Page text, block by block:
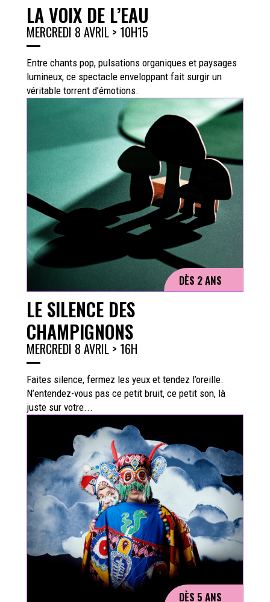
LA VOIX DE L’EAU
MERCREDI 8 AVRIL > 10H15
Entre chants pop, pulsations organiques et paysages
lumineux, ce spectacle enveloppant fait surgir un
véritable torrent d’émotions.
DÈS 2 ANS
LE SILENCE DES
CHAMPIGNONS
MERCREDI 8 AVRIL > 16H
Faites silence, fermez les yeux et tendez l’oreille.
N’entendez-vous pas ce petit bruit, ce petit son, là
juste sur votre...
DÈS 5 ANS